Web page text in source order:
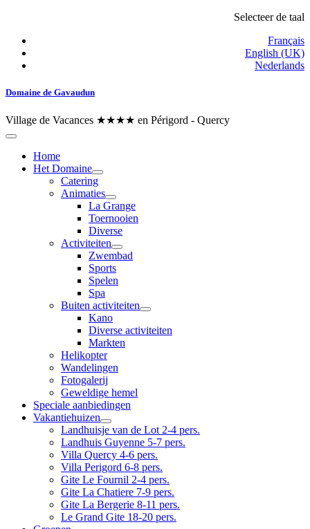
Selecteer de taal
Français
English (UK)
Nederlands
Domaine de Gavaudun
Village de Vacances ★★★★ en Périgord - Quercy
Home
Het Domaine
Catering
Animaties
La Grange
Toernooien
Diverse
Activiteiten
Zwembad
Sports
Spelen
Spa
Buiten activiteiten
Kano
Diverse activiteiten
Markten
Helikopter
Wandelingen
Fotogalerij
Geweldige hemel
Speciale aanbiedingen
Vakantiehuizen
Landhuisje van de Lot 2-4 pers.
Landhuis Guyenne 5-7 pers.
Villa Quercy 4-6 pers.
Villa Perigord 6-8 pers.
Gite Le Fournil 2-4 pers.
Gite La Chatiere 7-9 pers.
Gite La Bergerie 8-11 pers.
Le Grand Gite 18-20 pers.